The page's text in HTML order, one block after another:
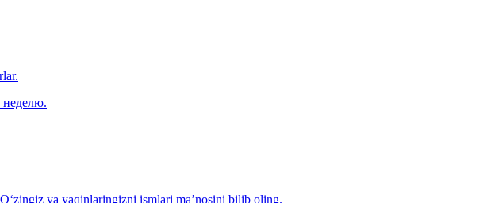
va yaqinlaringizni ismlari ma’nosini bilib oling.